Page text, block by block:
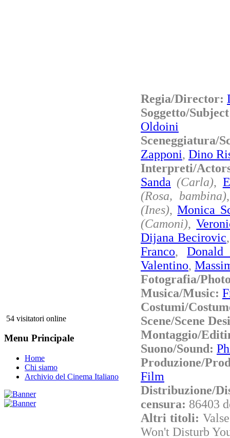
54 visitatori online
Menu Principale
Home
Chi siamo
Archivio del Cinema Italiano
Regia/Director:
Soggetto/
Oldoini
Zapponi, Dino
Interpreti/
Sanda (Carla),
(Rosa, bambina)
(Ines),Monica
(Camoni),
Dijana Becirovic
Franco, Donald
Valentino,
Fotografia/
Musica/Music:
Costumi/
Scene/Scene
Montaggio/
Suono/Sound:
Produzione/
Film
Distribuzione/
censura: 86403
Altri titoli:
Won't Disturb